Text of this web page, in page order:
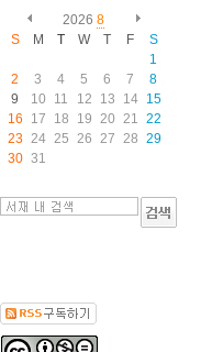
2026 8
S
M T W T F
S
1
2
3 4 5 6 7
8
9
10 11 12 13 14
15
16
17 18 19 20 21 22
23 24 25 26 27 28 29
30 31